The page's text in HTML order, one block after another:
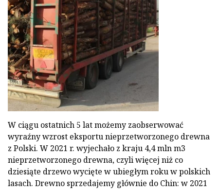
W ciągu ostatnich 5 lat możemy zaobserwować
wyraźny wzrost eksportu nieprzetworzonego drewna
z Polski. W 2021 r. wyjechało z kraju 4,4 mln m3
nieprzetworzonego drewna, czyli więcej niż co
dziesiąte drzewo wycięte w ubiegłym roku w polskich
lasach. Drewno sprzedajemy głównie do Chin: w 2021